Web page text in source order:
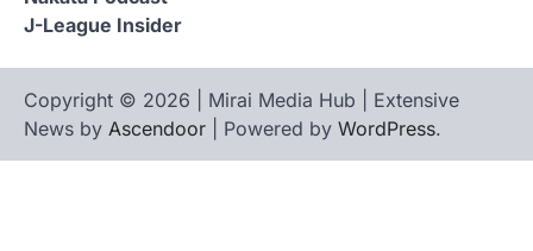
J-League Insider
Copyright © 2026 | Mirai Media Hub | Extensive
News by Ascendoor | Powered by WordPress.